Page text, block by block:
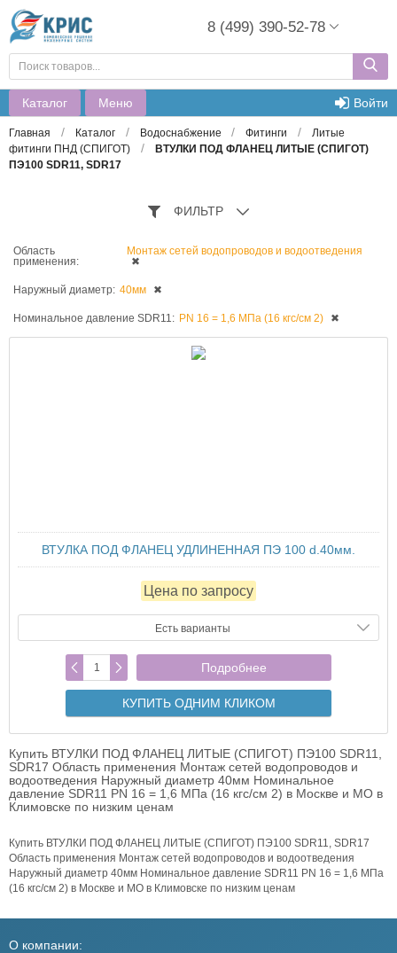
8 (499) 390-52-78
Каталог Меню Войти
Главная / Каталог / Водоснабжение / Фитинги /
Литые
фитинги ПНД (СПИГОТ)
/
ВТУЛКИ ПОД ФЛАНЕЦ ЛИТЫЕ (СПИГОТ)
ПЭ100 SDR11, SDR17
ФИЛЬТР
Область
применения:
Монтаж сетей водопроводов и водоотведения
✖
Наружный диаметр: 40мм ✖
Номинальное давление SDR11: PN 16 = 1,6 МПа (16 кгс/см 2) ✖
ВТУЛКА ПОД ФЛАНЕЦ УДЛИНЕННАЯ ПЭ 100 d.40мм.
Цена по запросу
Есть варианты
Подробнее
КУПИТЬ ОДНИМ КЛИКОМ
Купить ВТУЛКИ ПОД ФЛАНЕЦ ЛИТЫЕ (СПИГОТ) ПЭ100 SDR11,
SDR17 Область применения Монтаж сетей водопроводов и
водоотведения Наружный диаметр 40мм Номинальное
давление SDR11 PN 16 = 1,6 МПа (16 кгс/см 2) в Москве и МО в
Климовске по низким ценам
Купить ВТУЛКИ ПОД ФЛАНЕЦ ЛИТЫЕ (СПИГОТ) ПЭ100 SDR11, SDR17
Область применения Монтаж сетей водопроводов и водоотведения
Наружный диаметр 40мм Номинальное давление SDR11 PN 16 = 1,6 МПа
(16 кгс/см 2) в Москве и МО в Климовске по низким ценам
О компании: